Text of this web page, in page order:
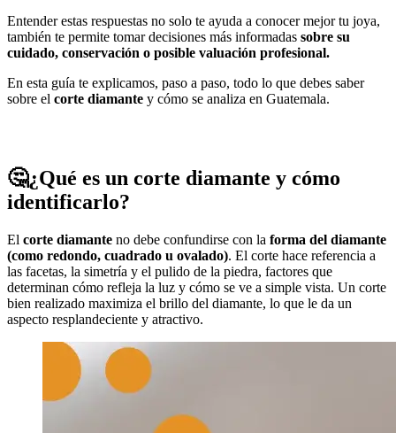
Entender estas respuestas no solo te ayuda a conocer mejor tu joya,
también te permite tomar decisiones más informadas sobre su
cuidado, conservación o posible valuación profesional.
En esta guía te explicamos, paso a paso, todo lo que debes saber
sobre el corte diamante y cómo se analiza en Guatemala.
🤔¿Qué es un corte diamante y cómo
identificarlo?
El corte diamante no debe confundirse con la forma del diamante
(como redondo, cuadrado u ovalado). El corte hace referencia a
las facetas, la simetría y el pulido de la piedra, factores que
determinan cómo refleja la luz y cómo se ve a simple vista. Un corte
bien realizado maximiza el brillo del diamante, lo que le da un
aspecto resplandeciente y atractivo.